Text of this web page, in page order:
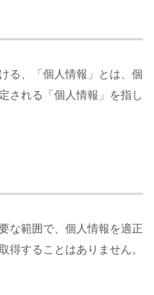
る、「個人情報」とは、個
される「個人情報」を指し
な範囲で、個人情報を適正
得することはありません。